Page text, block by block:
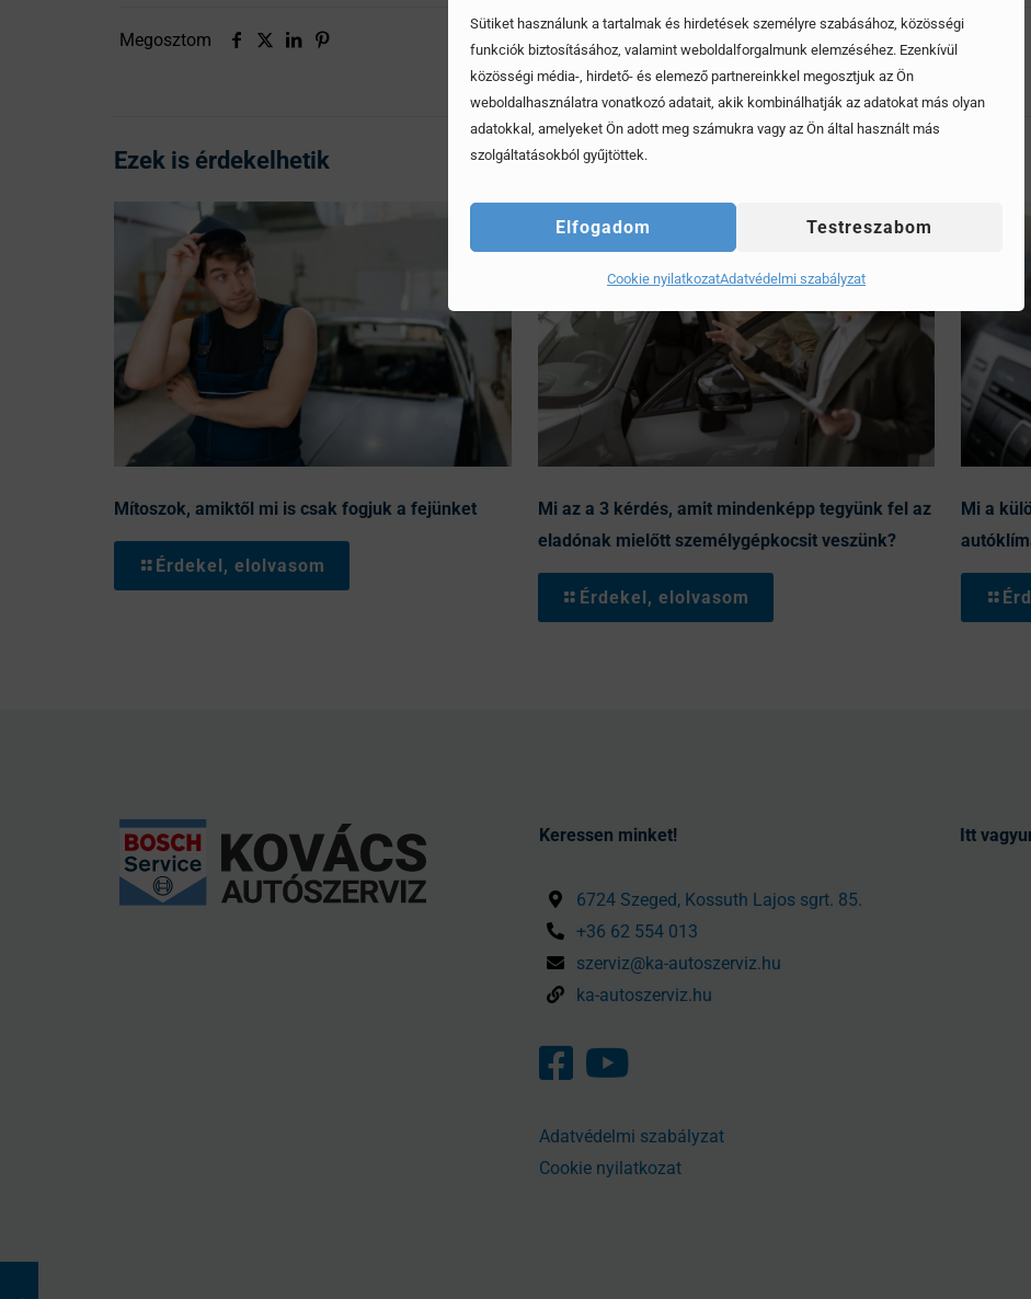
Sütiket használunk a tartalmak és hirdetések személyre szabásához, közösségi
funkciók biztosításához, valamint weboldalforgalmunk elemzéséhez. Ezenkívül
közösségi média-, hirdető- és elemező partnereinkkel megosztjuk az Ön
weboldalhasználatra vonatkozó adatait, akik kombinálhatják az adatokat más olyan
adatokkal, amelyeket Ön adott meg számukra vagy az Ön által használt más
szolgáltatásokból gyűjtöttek.
Elfogadom Testreszabom
Cookie nyilatkozatAdatvédelmi szabályzat
Megosztom
Ezek is érdekelhetik
Mítoszok, amiktől mi is csak fogjuk a fejünket
Érdekel, elolvasom
Mi az a 3 kérdés, amit mindenképp tegyünk fel az
eladónak mielőtt személygépkocsit veszünk?
Érdekel, elolvasom
Mi a
Keressen minket!
6724 Szeged, Kossuth Lajos sgrt. 85.
+36 62 554 013
szerviz@ka-autoszerviz.hu
ka-autoszerviz.hu
Adatvédelmi szabályzat
Cookie nyilatkozat
Itt